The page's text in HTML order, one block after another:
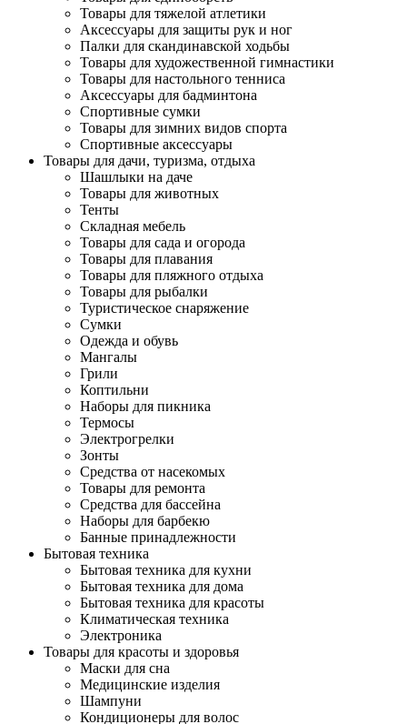
Товары для тяжелой атлетики
Аксессуары для защиты рук и ног
Палки для скандинавской ходьбы
Товары для художественной гимнастики
Товары для настольного тенниса
Аксессуары для бадминтона
Спортивные сумки
Товары для зимних видов спорта
Спортивные аксессуары
Товары для дачи, туризма, отдыха
Шашлыки на даче
Товары для животных
Тенты
Складная мебель
Товары для сада и огорода
Товары для плавания
Товары для пляжного отдыха
Товары для рыбалки
Туристическое снаряжение
Сумки
Одежда и обувь
Мангалы
Грили
Коптильни
Наборы для пикника
Термосы
Электрогрелки
Зонты
Средства от насекомых
Товары для ремонта
Средства для бассейна
Наборы для барбекю
Банные принадлежности
Бытовая техника
Бытовая техника для кухни
Бытовая техника для дома
Бытовая техника для красоты
Климатическая техника
Электроника
Товары для красоты и здоровья
Маски для сна
Медицинские изделия
Шампуни
Кондиционеры для волос